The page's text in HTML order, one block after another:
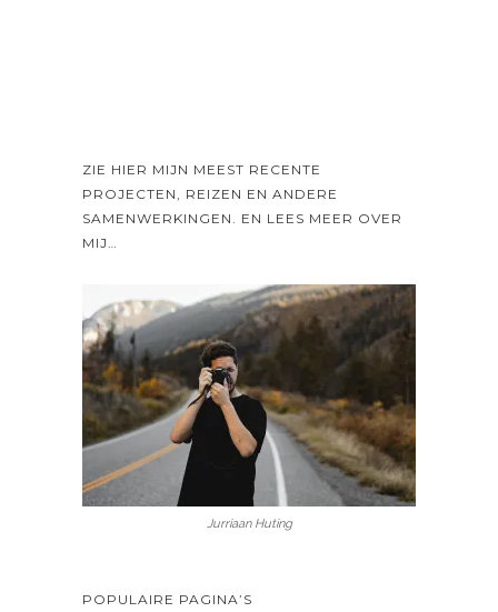
ZIE HIER MIJN MEEST RECENTE
PROJECTEN, REIZEN EN ANDERE
SAMENWERKINGEN. EN LEES MEER OVER
MIJ…
Jurriaan Huting
POPULAIRE PAGINA’S